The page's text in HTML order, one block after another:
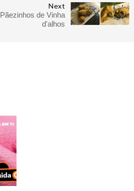
Next
Pãezinhos de Vinha
d'alhos